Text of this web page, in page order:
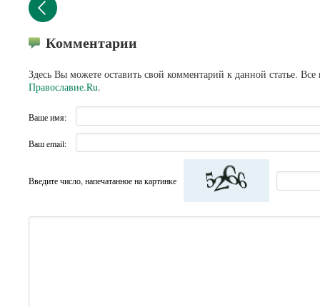
Комментарии
Здесь Вы можете оставить свой комментарий к данной статье.
Православие.Ru.
Ваше имя:
Ваш email:
Введите число, напечатанное на картинке